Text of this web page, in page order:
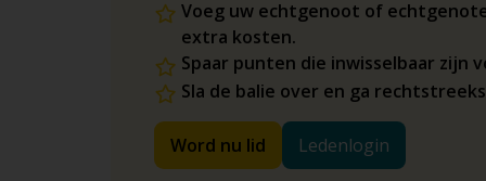
Voeg uw echtgenoot of
extra kosten.
Spaar punten die inwisselbaar zijn
Sla de balie over en ga
Word nu lid Ledenlogin